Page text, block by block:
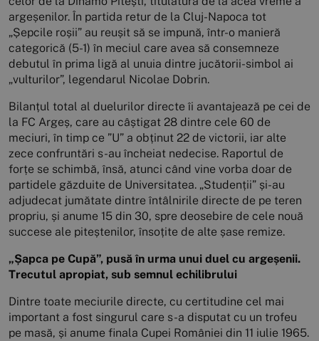
argeșenilor. În partida retur de la Cluj-Napoca tot
„Șepcile roșii” au reușit să se impună, într-o manieră
categorică (5-1) în meciul care avea să consemneze
debutul în prima ligă al unuia dintre jucătorii-simbol ai
„vulturilor”, legendarul Nicolae Dobrin.
Bilanțul total al duelurilor directe îi avantajează pe cei de
la FC Argeș, care au câștigat 28 dintre cele 60 de
meciuri, în timp ce ”U” a obținut 22 de victorii, iar alte
zece confruntări s-au încheiat nedecise. Raportul de
forțe se schimbă, însă, atunci când vine vorba doar de
partidele găzduite de Universitatea. „Studenții” și-au
adjudecat jumătate dintre întâlnirile directe de pe teren
propriu, și anume 15 din 30, spre deosebire de cele nouă
succese ale piteștenilor, însoțite de alte șase remize.
„Șapca pe Cupă”, pusă în urma unui duel cu argeșenii.
Trecutul apropiat, sub semnul echilibrului
Dintre toate meciurile directe, cu certitudine cel mai
important a fost singurul care s-a disputat cu un trofeu
pe masă, și anume finala Cupei României din 11 iulie 1965.